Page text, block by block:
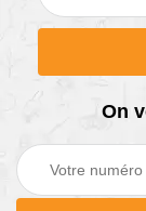
On